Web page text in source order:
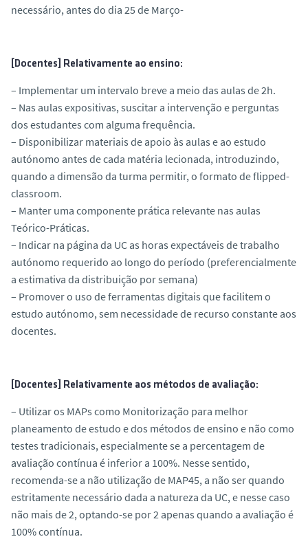
necessário, antes do dia 25 de Março-
[Docentes] Relativamente ao ensino:
– Implementar um intervalo breve a meio das aulas de 2h.
– Nas aulas expositivas, suscitar a intervenção e perguntas
dos estudantes com alguma frequência.
– Disponibilizar materiais de apoio às aulas e ao estudo
autónomo antes de cada matéria lecionada, introduzindo,
quando a dimensão da turma permitir, o formato de flipped-
classroom.
– Manter uma componente prática relevante nas aulas
Teórico-Práticas.
– Indicar na página da UC as horas expectáveis de trabalho
autónomo requerido ao longo do período (preferencialmente
a estimativa da distribuição por semana)
– Promover o uso de ferramentas digitais que facilitem o
estudo autónomo, sem necessidade de recurso constante aos
docentes.
[Docentes] Relativamente aos métodos de avaliação:
– Utilizar os MAPs como Monitorização para melhor
planeamento de estudo e dos métodos de ensino e não como
testes tradicionais, especialmente se a percentagem de
avaliação contínua é inferior a 100%. Nesse sentido,
recomenda-se a não utilização de MAP45, a não ser quando
estritamente necessário dada a natureza da UC, e nesse caso
não mais de 2, optando-se por 2 apenas quando a avaliação é
100% contínua.